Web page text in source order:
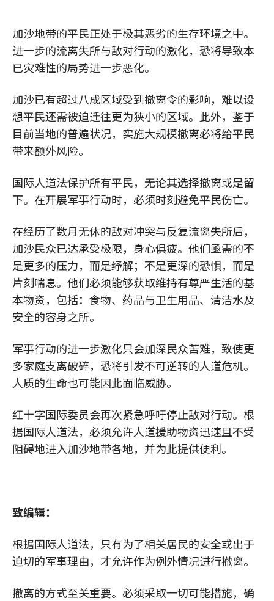
加沙地带的平民正处于极其恶劣的生存环境之中。
进一步的流离失所与敌对行动的激化，恐将导致本
已灾难性的局势进一步恶化。
加沙已有超过八成区域受到撤离令的影响，难以设
想平民还需被迫迁往更为狭小的区域。此外，鉴于
目前当地的普遍状况，实施大规模撤离必将给平民
带来额外风险。
国际人道法保护所有平民，无论其选择撤离或是留
下。在开展军事行动时，必须时刻避免平民伤亡。
在经历了数月无休的敌对冲突与反复流离失所后，
加沙民众已达承受极限，身心俱疲。他们亟需的不
是更多的压力，而是纾解；不是更深的恐惧，而是
片刻喘息。他们必须能够获取维持有尊严生活的基
本物资，包括：食物、药品与卫生用品、清洁水及
安全的容身之所。
军事行动的进一步激化只会加深民众苦难，致使更
多家庭支离破碎，恐将引发不可逆转的人道危机。
人质的生命也可能因此面临威胁。
红十字国际委员会再次紧急呼吁停止敌对行动。根
据国际人道法，必须允许人道援助物资迅速且不受
阻碍地进入加沙地带各地，并为此提供便利。
致编辑：
根据国际人道法，只有为了相关居民的安全或出于
迫切的军事理由，才允许作为例外情况进行撤离。
撤离的方式至关重要。必须采取一切可能措施，确